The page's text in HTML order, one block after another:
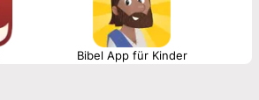
Bibel App für Kinder